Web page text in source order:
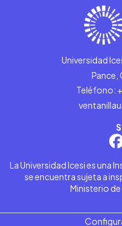
Universidad
Pance,
Teléfono:
La Universidad Icesi es una
se encuentra sujeta a
Ministerio